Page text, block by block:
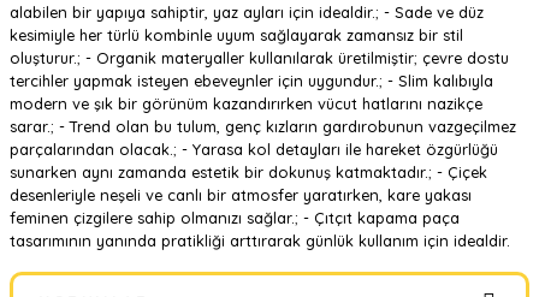
alabilen bir yapıya sahiptir, yaz ayları için idealdir.; - Sade ve düz
kesimiyle her türlü kombinle uyum sağlayarak zamansız bir stil
oluşturur.; - Organik materyaller kullanılarak üretilmiştir; çevre dostu
tercihler yapmak isteyen ebeveynler için uygundur.; - Slim kalıbıyla
modern ve şık bir görünüm kazandırırken vücut hatlarını nazikçe
sarar.; - Trend olan bu tulum, genç kızların gardırobunun vazgeçilmez
parçalarından olacak.; - Yarasa kol detayları ile hareket özgürlüğü
sunarken aynı zamanda estetik bir dokunuş katmaktadır.; - Çiçek
desenleriyle neşeli ve canlı bir atmosfer yaratırken, kare yakası
feminen çizgilere sahip olmanızı sağlar.; - Çıtçıt kapama paça
tasarımının yanında pratikliği arttırarak günlük kullanım için idealdir.